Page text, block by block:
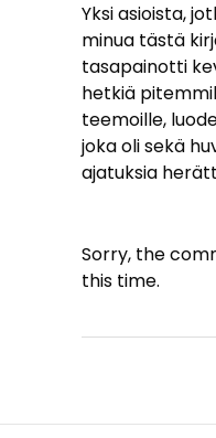
Yksi asioista,
minua tästä
tasapainotti
hetkiä
teemoille,
joka oli sekä
ajatuksia
Sorry, the
this time.